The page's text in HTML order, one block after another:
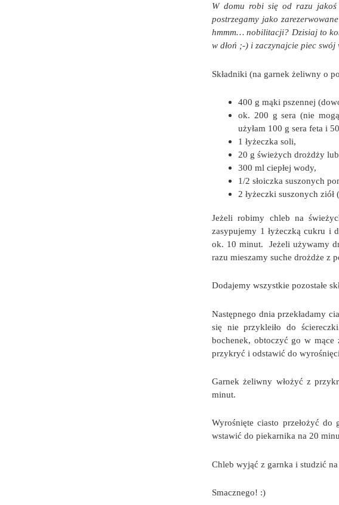
W domu robi się od razu
postrzegamy jako
hmmm… nobilitacji? Dzisiaj to
w dłoń ;-) i zaczynajcie piec
Składniki (na garnek żeliwny o
400 g mąki pszennej
ok. 200 g sera (nie
użyłam 100 g sera feta i
1 łyżeczka soli,
20 g świeżych drożdży
300 ml ciepłej wody,
1/2 słoiczka suszonych
2 łyżeczki suszonych
Jeżeli robimy chleb na
zasypujemy 1 łyżeczką cukru i
ok. 10 minut. Jeżeli używamy
razu mieszamy suche drożdże z
Dodajemy wszystkie pozostałe
Następnego dnia przekładamy
się nie przykleiło do
bochenek, obtoczyć go w mące
przykryć i odstawić do
Garnek żeliwny włożyć z
minut.
Wyrośnięte ciasto przełożyć
wstawić do piekarnika na 20
Chleb wyjąć z garnka i studzić
Smacznego! :)